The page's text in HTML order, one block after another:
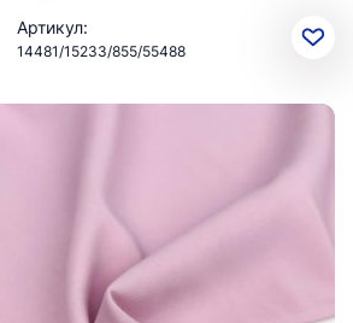
Артикул:
14481/15233/855/55488